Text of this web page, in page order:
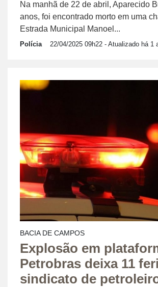
Na manhã de 22 de abril, Aparecido
anos, foi encontrado morto em uma
Estrada Municipal Manoel...
Polícia 22/04/2025 09h22 - Atualizado há 1
BACIA DE CAMPOS
Explosão em
Petrobras deixa 11
sindicato de